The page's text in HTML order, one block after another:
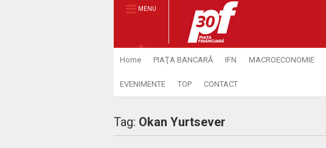
MENU
Home PIAŢA BANCARĂ IFN MACROECONOMIE
EVENIMENTE TOP CONTACT
Tag: Okan Yurtsever